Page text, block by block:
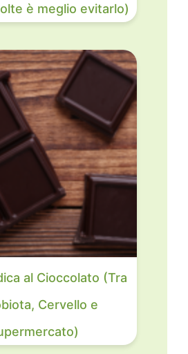
è meglio evitarlo)
al Cioccolato (Tra
Cervello e